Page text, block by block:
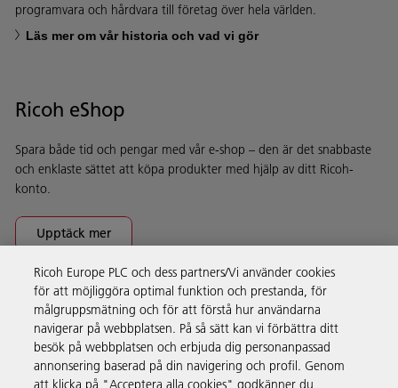
programvara och hårdvara till företag över hela världen.
Läs mer om vår historia och vad vi gör
Ricoh eShop
Spara både tid och pengar med vår e-shop – den är det snabbaste
och enklaste sättet att köpa produkter med hjälp av ditt Ricoh-
konto.
Upptäck mer
Företagslösningar
Produkter och tjänster
Ricoh Europe PLC och dess partners/Vi använder cookies
för att möjliggöra optimal funktion och prestanda, för
målgruppsmätning och för att förstå hur användarna
navigerar på webbplatsen. På så sätt kan vi förbättra ditt
besök på webbplatsen och erbjuda dig personanpassad
annonsering baserad på din navigering och profil. Genom
att klicka på "Acceptera alla cookies" godkänner du